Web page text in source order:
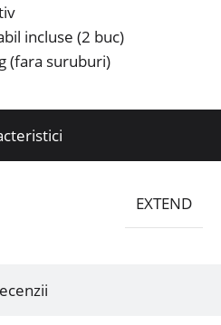
incluse (2 buc)
(fara suruburi)
EXTEND